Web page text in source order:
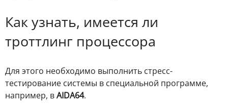
Как узнать, имеется ли
троттлинг процессора
Для этого необходимо выполнить стресс-
тестирование системы в специальной программе,
например, вAIDA64.